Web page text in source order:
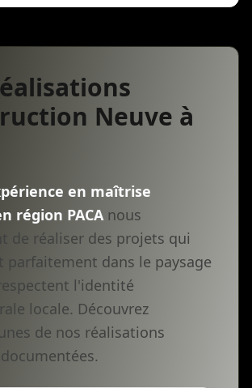
Neuve à
en maîtrise
région PACAnous
de réaliser des projets qui
parfaitement dans le paysage
l'identité
locale. Découvrez
de nos réalisations
documentées.